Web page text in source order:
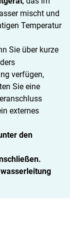
mischt und
Temperatur
Sie über kurze
verfügen,
Sie eine
externes
den